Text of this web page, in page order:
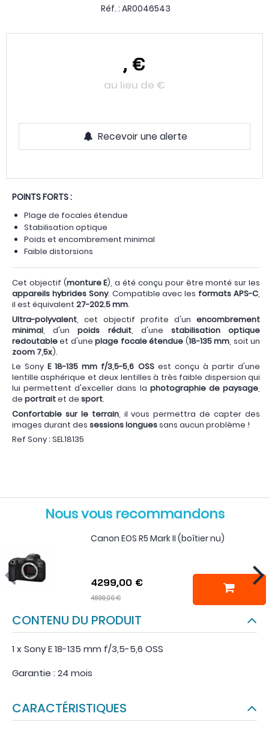
Réf. : AR0046543
, €
au lieu de €
Recevoir une alerte
POINTS FORTS :
Plage de focales étendue
Stabilisation optique
Poids et encombrement minimal
Faible distorsions
Cet objectif (monture E), a été conçu pour être monté sur les
appareils hybrides Sony. Compatible avec les formats APS-C,
il est équivalent 27-202.5 mm.
Ultra-polyvalent , cet objectif profite d'un encombrement
minimal , d'unpoids réduit, d'une stabilisation optique
redoutableet d'uneplage focale étendue (18-135 mm , soit un
zoom 7,5x).
Le SonyE 18-135 mm f/3,5-5,6 OSSest conçu à partir d'une
lentille asphérique et deux lentilles à très faible dispersion qui
lui permettent d'exceller dans la photographie de paysage,
de portraitet de sport.
Confortable sur le terrain, il vous permettra de capter des
images durant des sessions longuessans aucun problème !
Ref Sony : SEL18135
Nous vous recommandons
Canon EOS R5 Mark II (boîtier nu)
4299,00 €
4699,00 €
CONTENU DU PRODUIT
1 x Sony E 18-135 mm f/3,5-5,6 OSS
Garantie : 24 mois
CARACTÉRISTIQUES